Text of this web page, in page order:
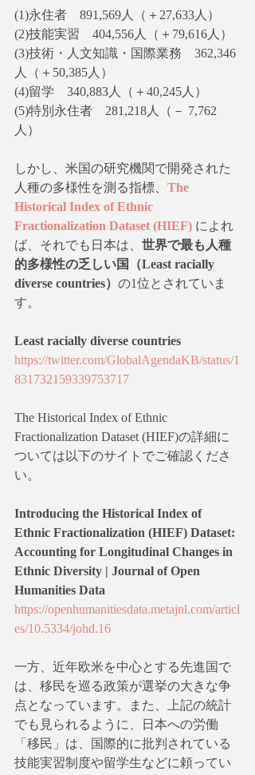
(1)永住者　891,569人（＋27,633人）
(2)技能実習　404,556人（＋79,616人）
(3)技術・人文知識・国際業務　362,346
人（＋50,385人）
(4)留学　340,883人（＋40,245人）
(5)特別永住者　281,218人（－ 7,762
人）
しかし、米国の研究機関で開発された
人種の多様性を測る指標、 The
Historical Index of Ethnic
Fractionalization Dataset (HIEF) によれ
ば、それでも日本は、 世界で最も人種
的多様性の乏しい国（Least racially
diverse countries） の1位とされていま
す。
Least racially diverse countries
https://twitter.com/GlobalAgendaKB/status/1
831732159339753717
The Historical Index of Ethnic
Fractionalization Dataset (HIEF)の詳細に
ついては以下のサイトでご確認くださ
い。
Introducing the Historical Index of
Ethnic Fractionalization (HIEF) Dataset:
Accounting for Longitudinal Changes in
Ethnic Diversity | Journal of Open
Humanities Data
https://openhumanitiesdata.metajnl.com/articl
es/10.5334/johd.16
一方、近年欧米を中心とする先進国で
は、移民を巡る政策が選挙の大きな争
点となっています。また、上記の統計
でも見られるように、日本への労働
「移民」は、国際的に批判されている
技能実習制度や留学生などに頼ってい